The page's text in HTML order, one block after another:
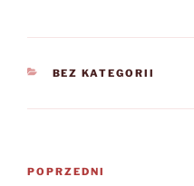
KATEGORIE
BEZ KATEGORII
Nawigacja
Poprzedni
POPRZEDNI